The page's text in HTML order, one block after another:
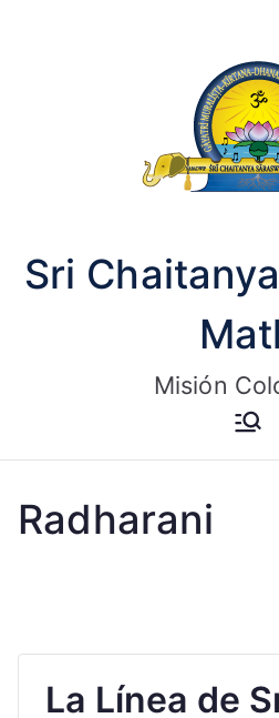
Sri
Misión
Radharani
La Línea de